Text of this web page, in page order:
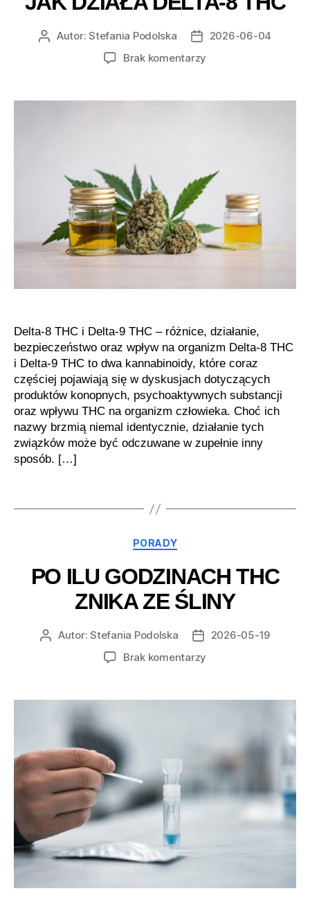
AutorAutor:Stefania Podolska
Data2026-06-04
Brak komentarzy
Delta-
Delta-8 THC i Delta-9 THC – różnice, działanie,
bezpieczeństwo oraz wpływ na organizm Delta-8 THC
i Delta-9 THC to dwa kannabinoidy, które coraz
częściej pojawiają się w dyskusjach dotyczących
produktów konopnych, psychoaktywnych substancji
oraz wpływu THC na organizm człowieka. Choć ich
nazwy brzmią niemal identycznie, działanie tych
związków może być odczuwane w zupełnie inny
sposób. […]
Kategorie
PORADY
PO ILU GODZINACH THC
ZNIKA ZE ŚLINY
AutorAutor:Stefania Podolska
Data2026-05-19
Brak komentarzy
godzinach
śliny